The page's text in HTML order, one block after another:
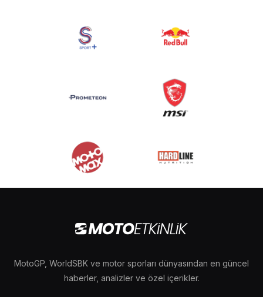
MotoGP, WorldSBK ve motor sporları dünyasından en güncel
haberler, analizler ve özel içerikler.